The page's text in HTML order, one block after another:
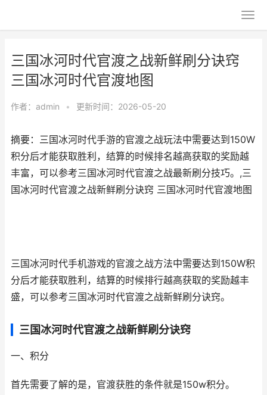
三国冰河时代官渡之战新鲜刷分诀窍
三国冰河时代官渡地图
作者： admin • 更新时间：2026-05-20
摘要：三国冰河时代手游的官渡之战玩法中需要达到150W
积分后才能获取胜利，结算的时候排名越高获取的奖励越
丰富，可以参考三国冰河时代官渡之战最新刷分技巧。,三
国冰河时代官渡之战新鲜刷分诀窍 三国冰河时代官渡地图
三国冰河时代手机游戏的官渡之战方法中需要达到150W积
分后才能获取胜利，结算的时候排行越高获取的奖励越丰
盛，可以参考三国冰河时代官渡之战新鲜刷分诀窍。
三国冰河时代官渡之战新鲜刷分诀窍
一、积分
首先需要了解的是，官渡获胜的条件就是150w积分。